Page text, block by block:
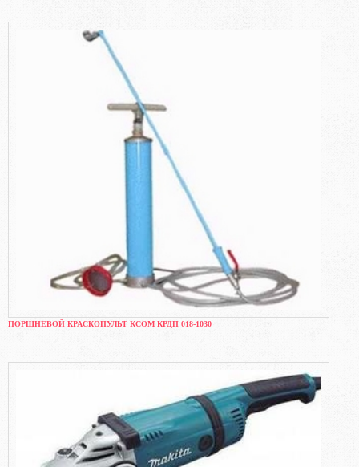
ПОРШНЕВОЙ КРАСКОПУЛЬТ КСОМ КРДП 018-1030